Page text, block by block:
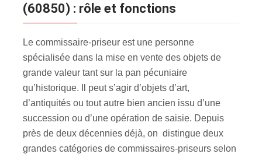
(60850) : rôle et fonctions
Le commissaire-priseur est une personne
spécialisée dans la mise en vente des objets de
grande valeur tant sur la pan pécuniaire
qu’historique. Il peut s’agir d’objets d’art,
d’antiquités ou tout autre bien ancien issu d’une
succession ou d’une opération de saisie. Depuis
près de deux décennies déjà, on distingue deux
grandes catégories de commissaires-priseurs selon